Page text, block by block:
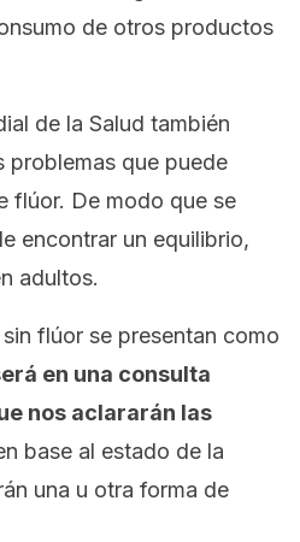
de otros productos
de la Salud también
problemas que puede
flúor. De modo que se
encontrar un equilibrio,
adultos.
flúor se presentan como
en una consulta
nos aclararán las
base al estado de la
una u otra forma de